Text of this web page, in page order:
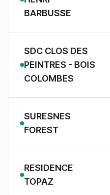
BARBUSSE
SDC CLOS DES
PEINTRES - BOIS
COLOMBES
SURESNES
FOREST
RESIDENCE
TOPAZ